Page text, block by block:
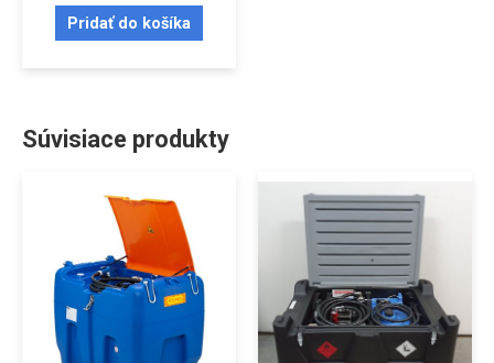
Pridať do košíka
Súvisiace produkty